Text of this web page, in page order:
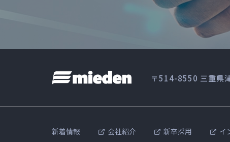
〒514-8550 三重県
新着情報 会社紹介 新卒採用 イ